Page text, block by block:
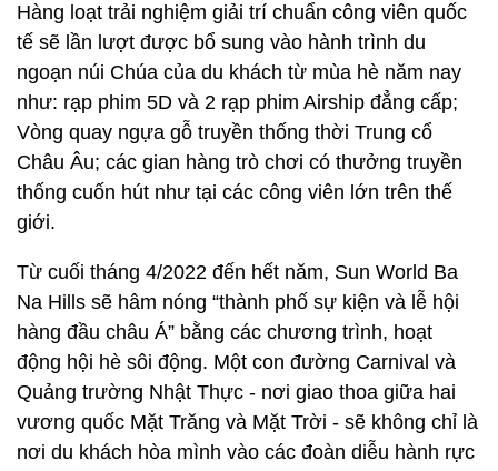
Hàng loạt trải nghiệm giải trí chuẩn công viên quốc
tế sẽ lần lượt được bổ sung vào hành trình du
ngoạn núi Chúa của du khách từ mùa hè năm nay
như: rạp phim 5D và 2 rạp phim Airship đẳng cấp;
Vòng quay ngựa gỗ truyền thống thời Trung cổ
Châu Âu; các gian hàng trò chơi có thưởng truyền
thống cuốn hút như tại các công viên lớn trên thế
giới.
Từ cuối tháng 4/2022 đến hết năm, Sun World Ba
Na Hills sẽ hâm nóng “thành phố sự kiện và lễ hội
hàng đầu châu Á” bằng các chương trình, hoạt
động hội hè sôi động. Một con đường Carnival và
Quảng trường Nhật Thực - nơi giao thoa giữa hai
vương quốc Mặt Trăng và Mặt Trời - sẽ không chỉ là
nơi du khách hòa mình vào các đoàn diễu hành rực